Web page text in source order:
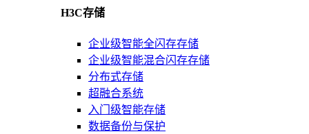
H3C存储
企业级智能全闪存存储
企业级智能混合闪存存储
分布式存储
超融合系统
入门级智能存储
数据备份与保护